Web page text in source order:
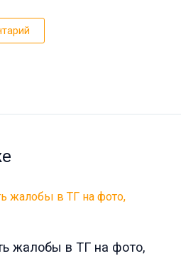
жалобы в ТГ на фото,